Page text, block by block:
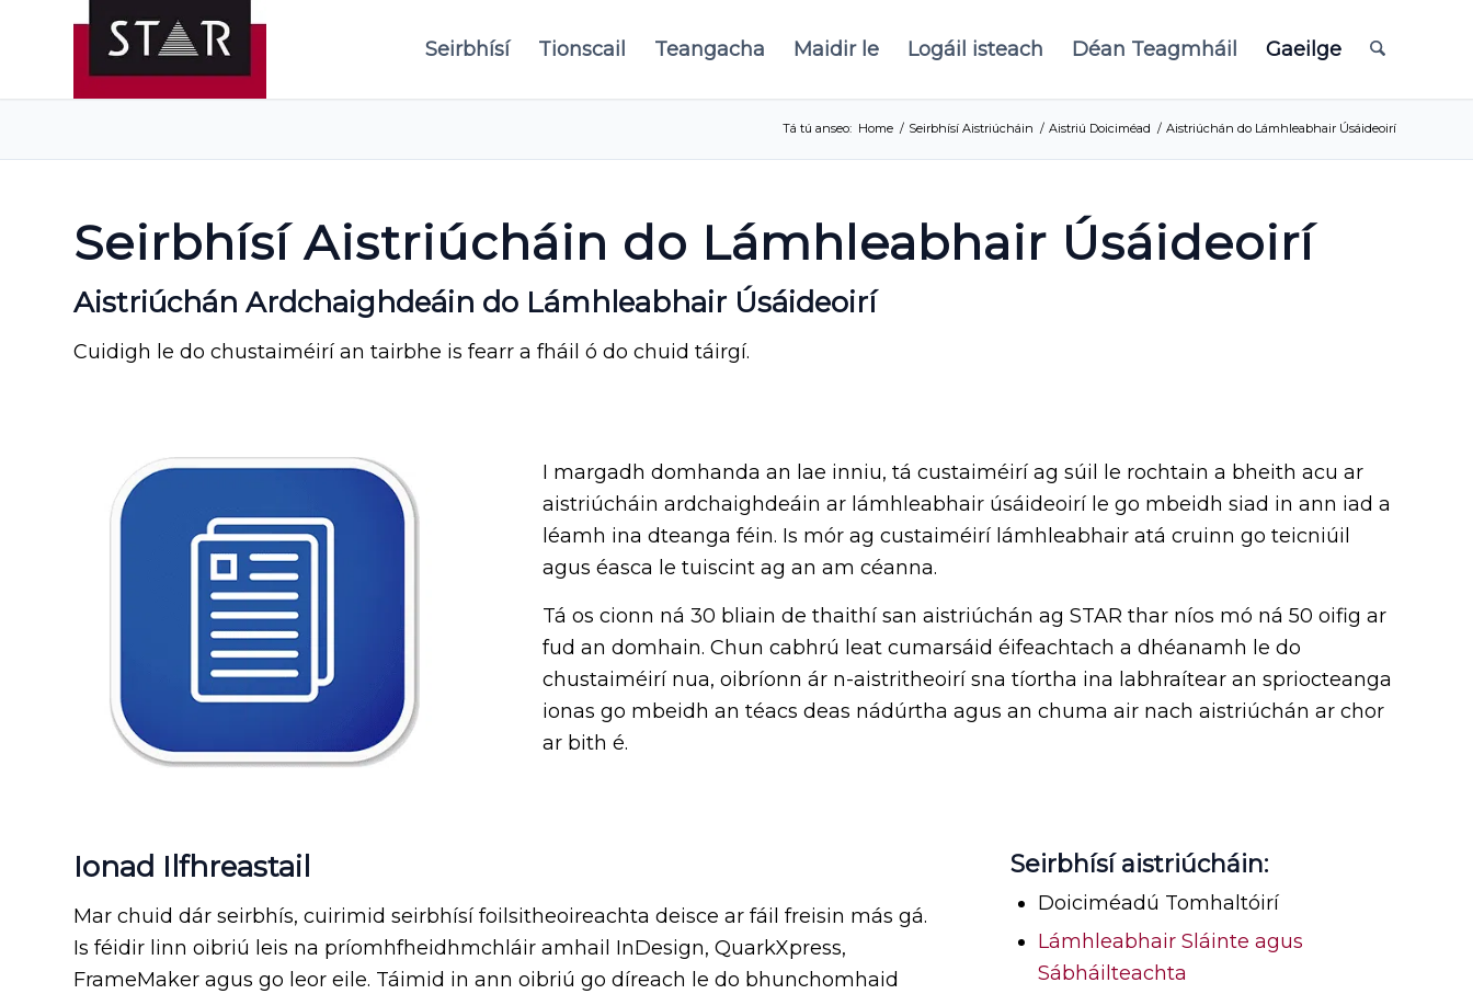
Seirbhísí Tionscail Teangacha Maidir le Logáil isteach Déan Teagmháil Gaeilge
Tá tú anseo: Home / Seirbhísí Aistriúcháin / Aistriú Doiciméad / Aistriúchán do Lámhleabhair Úsáideoirí
Seirbhísí Aistriúcháin do Lámhleabhair Úsáideoirí
Aistriúchán Ardchaighdeáin do Lámhleabhair Úsáideoirí
Cuidigh le do chustaiméirí an tairbhe is fearr a fháil ó do chuid táirgí.
I margadh domhanda an lae inniu, tá custaiméirí ag súil le rochtain a bheith acu ar
aistriúcháin ardchaighdeáin ar lámhleabhair úsáideoirí le go mbeidh siad in ann iad a
léamh ina dteanga féin. Is mór ag custaiméirí lámhleabhair atá cruinn go teicniúil
agus éasca le tuiscint ag an am céanna.
Tá os cionn ná 30 bliain de thaithí san aistriúchán ag STAR thar níos mó ná 50 oifig ar
fud an domhain. Chun cabhrú leat cumarsáid éifeachtach a dhéanamh le do
chustaiméirí nua, oibríonn ár n-aistritheoirí sna tíortha ina labhraítear an spriocteanga
ionas go mbeidh an téacs deas nádúrtha agus an chuma air nach aistriúchán ar chor
ar bith é.
Ionad Ilfhreastail
Mar chuid dár seirbhís, cuirimid seirbhísí foilsitheoireachta deisce ar fáil freisin más gá.
Is féidir linn oibriú leis na príomhfheidhmchláir amhail InDesign, QuarkXpress,
FrameMaker agus go leor eile. Táimid in ann oibriú go díreach le do bhunchomhaid
Seirbhísí aistriúcháin:
Doiciméadú Tomhaltóirí
Lámhleabhair Sláinte agus
Sábháilteachta